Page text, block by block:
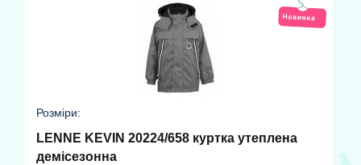
Розміри:
LENNE KEVIN 20224/658 куртка утеплена
демісезонна